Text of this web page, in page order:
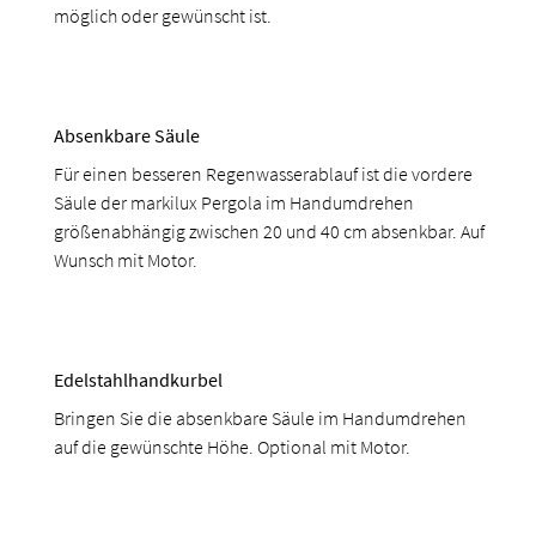
möglich oder gewünscht ist.
Absenkbare Säule
Für einen besseren Regenwasserablauf ist die vordere
Säule der markilux Pergola im Handumdrehen
größenabhängig zwischen 20 und 40 cm absenkbar. Auf
Wunsch mit Motor.
Edelstahlhandkurbel
Bringen Sie die absenkbare Säule im Handumdrehen
auf die gewünschte Höhe. Optional mit Motor.